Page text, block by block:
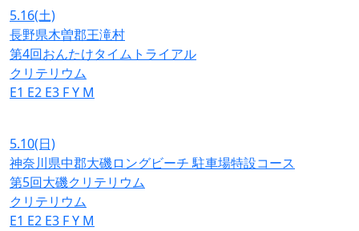
5.16(土)
長野県木曽郡王滝村
第4回おんたけタイムトライアル
クリテリウム
E1 E2 E3 FY M
5.10(日)
神奈川県中郡大磯ロングビーチ 駐車場特設コース
第5回大磯クリテリウム
クリテリウム
E1 E2 E3 FY M